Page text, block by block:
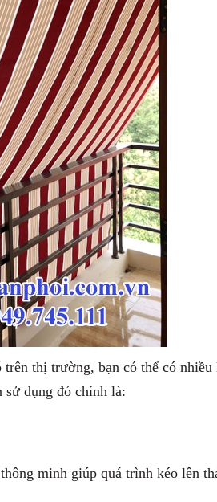
trên thị trường, bạn có thể có
dụng đó chính là:
minh giúp quá trình kéo lên